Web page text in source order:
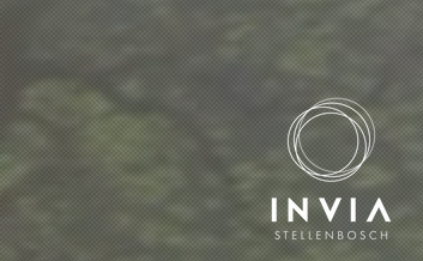
Wanneer het jy ophou
sing? - Inleiding